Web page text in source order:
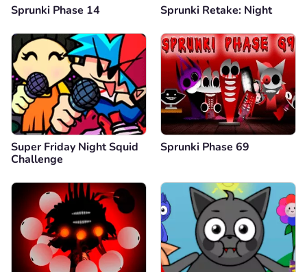
Sprunki Phase 14 Sprunki Retake: Night
Super Friday Night Squid
Challenge
Sprunki Phase 69